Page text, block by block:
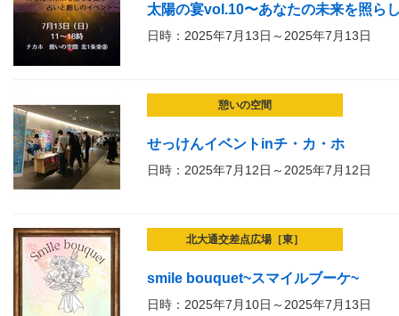
太陽の宴vol.10〜あなたの未来を照ら
日時：2025年7月13日～2025年7月13日
憩いの空間
せっけんイベントinチ・カ・ホ
日時：2025年7月12日～2025年7月12日
北大通交差点広場［東］
smile bouquet~スマイルブーケ~
日時：2025年7月10日～2025年7月13日